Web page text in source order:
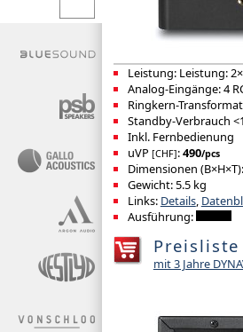
Leistung: Leistung:
Analog-Eingänge: 4
Ringkern-
Standby-Verbrauch
Inkl. Fernbedienung
uVP [CHF]:490/pcs
Dimensionen
Gewicht: 5.5 kg
Links: Details,
Ausführung:
Preisliste
mit 3 Jahre